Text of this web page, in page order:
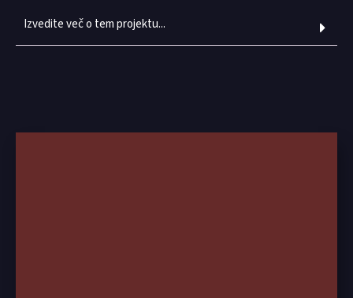
Izvedite več o tem projektu...